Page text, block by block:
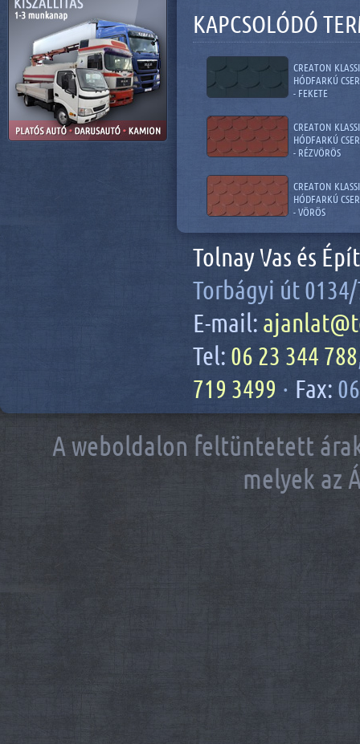
KAPCSOLÓDÓ
CREATON
HÓDFARKÚ
- FEKETE
CREATON
HÓDFARKÚ
- RÉZVÖRÖS
CREATON
HÓDFARKÚ
- VÖRÖS
Tolnay Vas és
Torbágyi út
E-mail:
Tel: 06 23 344 788
719 3499 · Fax:
A weboldalon feltüntetett
melyek az